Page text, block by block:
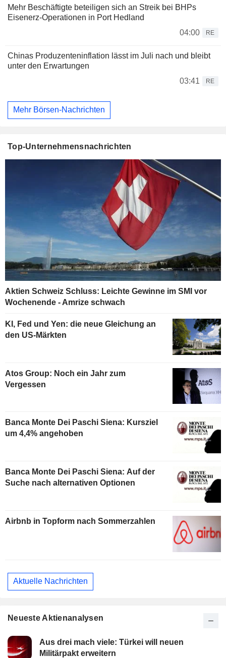
Mehr Beschäftigte beteiligen sich an Streik bei BHPs
Eisenerz-Operationen in Port Hedland
04:00
RE
Chinas Produzenteninflation lässt im Juli nach und bleibt
unter den Erwartungen
03:41
RE
Mehr Börsen-Nachrichten
Top-Unternehmensnachrichten
Aktien Schweiz Schluss: Leichte Gewinne im SMI vor
Wochenende - Amrize schwach
KI, Fed und Yen: die neue Gleichung an
den US-Märkten
Atos Group: Noch ein Jahr zum
Vergessen
Banca Monte Dei Paschi Siena: Kursziel
um 4,4% angehoben
Banca Monte Dei Paschi Siena: Auf der
Suche nach alternativen Optionen
Airbnb in Topform nach Sommerzahlen
Aktuelle Nachrichten
Neueste Aktienanalysen
Aus drei mach viele: Türkei will neuen
Militärpakt erweitern